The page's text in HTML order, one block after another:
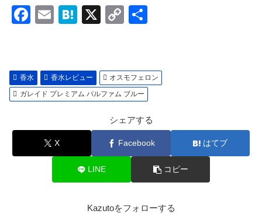
F
e
b
o
o
E
H
n
a
X
C
y
Li
n
k
香水 香水レビュー
オスモフェロン
ガレイド プレミアム パルファム ブルー
シェアする
X Facebook はてブ
LINE コピー
Kazutoをフォローする